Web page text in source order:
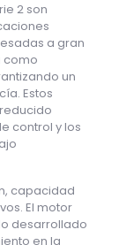
2 son
a gran
como
un
Estos
control y los
capacidad
El motor
desarrollado
en la